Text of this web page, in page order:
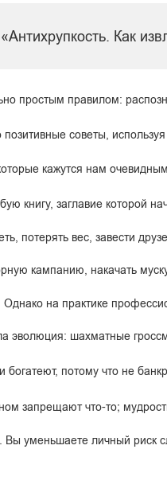
Как
простым правилом:
позитивные советы,
кажутся нам
книгу, заглавие которой
потерять вес, завести
кампанию, накачать
на практике
эволюция: шахматные
потому что не
запрещают что-то;
Вы уменьшаете личный риск